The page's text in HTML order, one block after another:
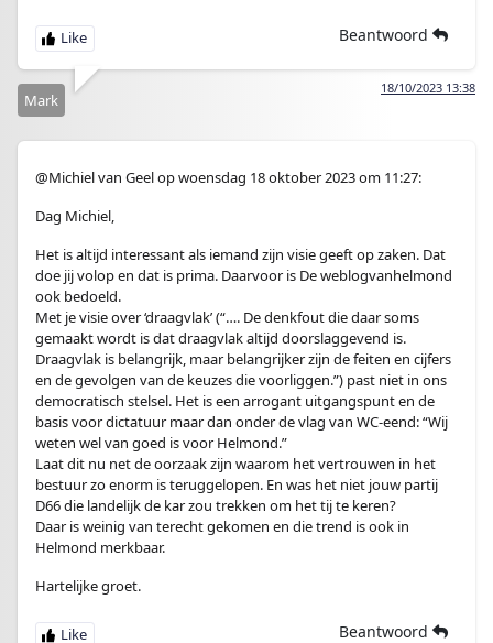
Beantwoord
18/10/2023 13:38
Mark
@Michiel van Geel op woensdag 18 oktober 2023 om 11:27:
Dag Michiel,
Het is altijd interessant als iemand zijn visie geeft op zaken. Dat
doe jij volop en dat is prima. Daarvoor is De weblogvanhelmond
ook bedoeld.
Met je visie over ‘draagvlak’ (“…. De denkfout die daar soms
gemaakt wordt is dat draagvlak altijd doorslaggevend is.
Draagvlak is belangrijk, maar belangrijker zijn de feiten en cijfers
en de gevolgen van de keuzes die voorliggen.”) past niet in ons
democratisch stelsel. Het is een arrogant uitgangspunt en de
basis voor dictatuur maar dan onder de vlag van WC-eend: “Wij
weten wel van goed is voor Helmond.”
Laat dit nu net de oorzaak zijn waarom het vertrouwen in het
bestuur zo enorm is teruggelopen. En was het niet jouw partij
D66 die landelijk de kar zou trekken om het tij te keren?
Daar is weinig van terecht gekomen en die trend is ook in
Helmond merkbaar.
Hartelijke groet.
Beantwoord